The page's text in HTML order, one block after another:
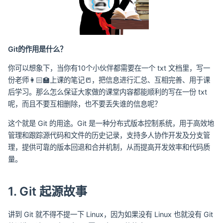
Git的作用是什么？
你可以想象下，当你有10个小伙伴都需要在一个 txt 文档里，写一
份老师👩🏻‍🏫上课的笔记📒，把信息进行汇总、互相完善、用于课
后学习。那么怎么保证大家做的课堂内容都能顺利的写在一份 txt
呢，而且不要互相删除，也不要丢失谁的信息呢？
这个就是 Git 的用途。Git 是一种分布式版本控制系统，用于高效地
管理和跟踪源代码和文件的历史记录，支持多人协作开发及分支管
理，提供可靠的版本回退和合并机制，从而提高开发效率和代码质
量。
1. Git 起源故事
讲到 Git 就不得不提一下 Linux，因为如果没有 Linux 也就没有 Git